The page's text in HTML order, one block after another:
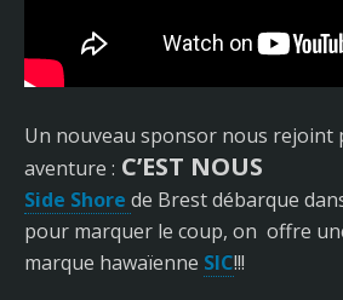
Un nouveau sponsor nous rejoint
aventure : C’EST NOUS
Side Shore de Brest débarque
pour marquer le coup, on offre
marque hawaïenne SIC!!!